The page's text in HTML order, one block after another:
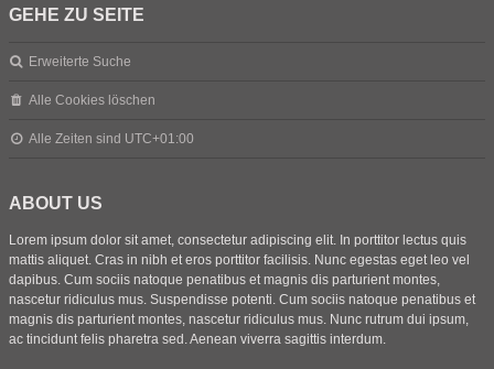
GEHE ZU SEITE
Erweiterte Suche
Alle Cookies löschen
Alle Zeiten sind UTC+01:00
ABOUT US
Lorem ipsum dolor sit amet, consectetur adipiscing elit. In porttitor lectus quis
mattis aliquet. Cras in nibh et eros porttitor facilisis. Nunc egestas eget leo vel
dapibus. Cum sociis natoque penatibus et magnis dis parturient montes,
nascetur ridiculus mus. Suspendisse potenti. Cum sociis natoque penatibus et
magnis dis parturient montes, nascetur ridiculus mus. Nunc rutrum dui ipsum,
ac tincidunt felis pharetra sed. Aenean viverra sagittis interdum.